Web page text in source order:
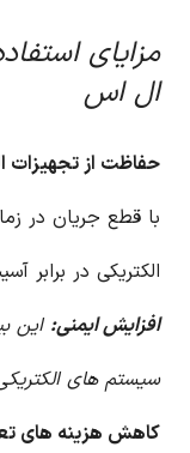
ال اس
حفاظت از تجهیزات
با قطع جریان در
الکتریکی در
افزایش ایمنی: این
سیستم های
کاهش هزینه های